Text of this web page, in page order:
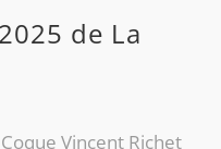
de La
Vincent Richet